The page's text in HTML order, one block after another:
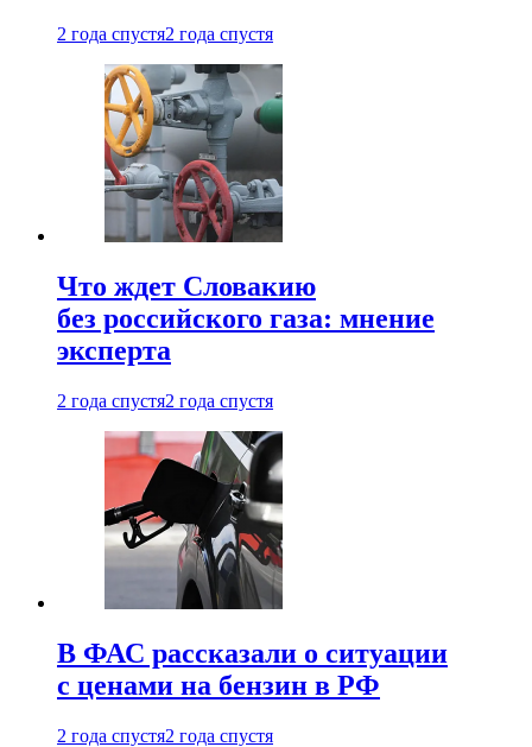
2 года спустя2 года спустя
Что ждет Словакию
без российского газа: мнение
эксперта
2 года спустя2 года спустя
В ФАС рассказали о ситуации
с ценами на бензин в РФ
2 года спустя2 года спустя